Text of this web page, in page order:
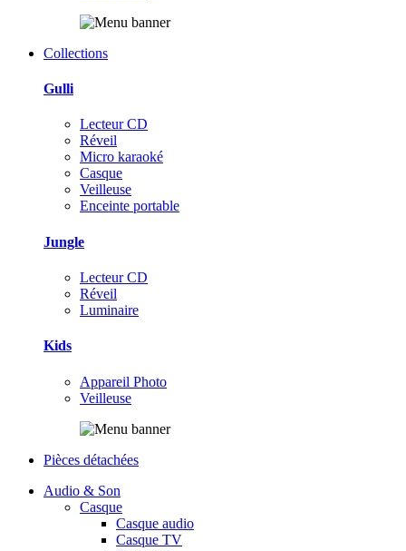
Collections
Gulli
Lecteur CD
Réveil
Micro karaoké
Casque
Veilleuse
Enceinte portable
Jungle
Lecteur CD
Réveil
Luminaire
Kids
Appareil Photo
Veilleuse
Pièces détachées
Audio & Son
Casque
Casque audio
Casque TV